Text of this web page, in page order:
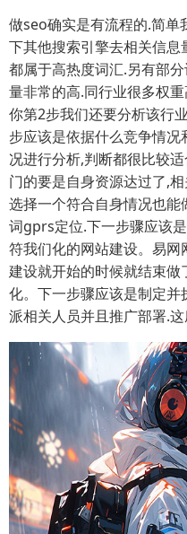
做seo确实是有流程的.简单
下其他搜索引擎去相关信
都属于高热度词汇.另有部
量非常的高.同行业很多权
你第2步我们还要分析该行
步应该是依据什么竞争情
况进行分析,判断都很比较
门的要是自身资源达过了,
选择一个符合自身情况也
词gprs定位.下一步骤应该
符我们化的网站建设。易
建设就开始的时候就结束
化。下一步骤应该是制定
派相关人员并且推广部署.